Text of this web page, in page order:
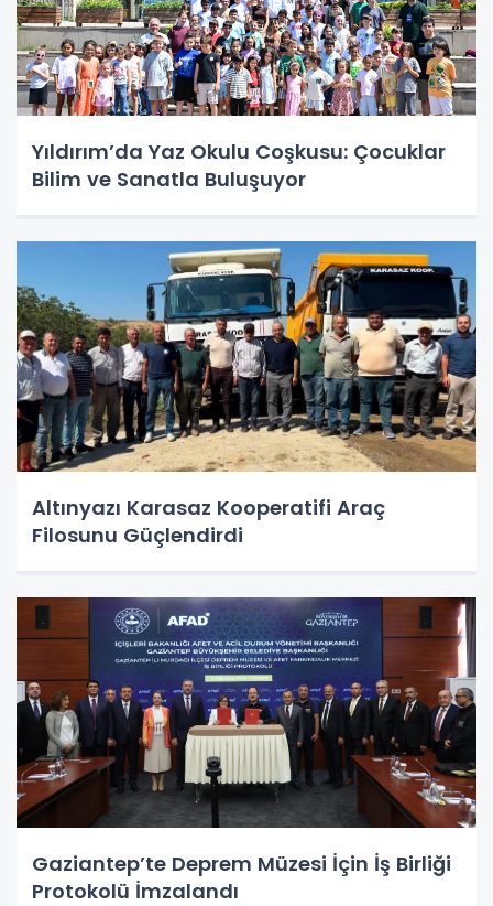
Yıldırım’da Yaz Okulu Coşkusu: Çocuklar
Bilim ve Sanatla Buluşuyor
Altınyazı Karasaz Kooperatifi Araç
Filosunu Güçlendirdi
Gaziantep’te Deprem Müzesi İçin İş Birliği
Protokolü İmzalandı